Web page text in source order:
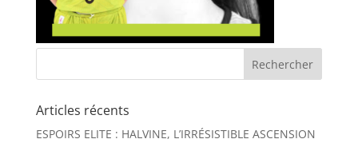
Articles récents
ESPOIRS ELITE : HALVINE, L’IRRÉSISTIBLE ASCENSION